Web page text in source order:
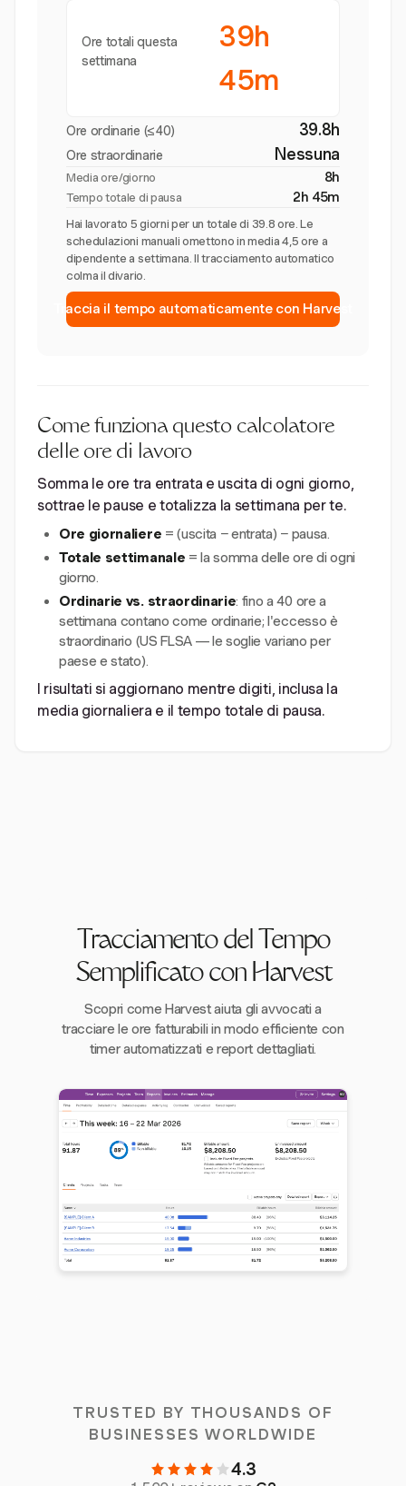
Ore totali questa
settimana
39h
45m
Ore ordinarie (≤40) 39.8h
Ore straordinarie Nessuna
Media ore/giorno 8h
Tempo totale di pausa 2h 45m
Hai lavorato 5 giorni per un totale di 39.8 ore. Le
schedulazioni manuali omettono in media 4,5 ore a
dipendente a settimana. Il tracciamento automatico
colma il divario.
Traccia il tempo automaticamente con Harvest
Come funziona questo calcolatore
delle ore di lavoro
Somma le ore tra entrata e uscita di ogni giorno,
sottrae le pause e totalizza la settimana per te.
Ore giornaliere = (uscita − entrata) − pausa.
Totale settimanale = la somma delle ore di ogni
giorno.
Ordinarie vs. straordinarie: fino a 40 ore a
settimana contano come ordinarie; l'eccesso è
straordinario (US FLSA — le soglie variano per
paese e stato).
I risultati si aggiornano mentre digiti, inclusa la
media giornaliera e il tempo totale di pausa.
Tracciamento del Tempo
Semplificato con Harvest
Scopri come Harvest aiuta gli avvocati a
tracciare le ore fatturabili in modo efficiente con
timer automatizzati e report dettagliati.
TRUSTED BY THOUSANDS OF
BUSINESSES WORLDWIDE
4.3